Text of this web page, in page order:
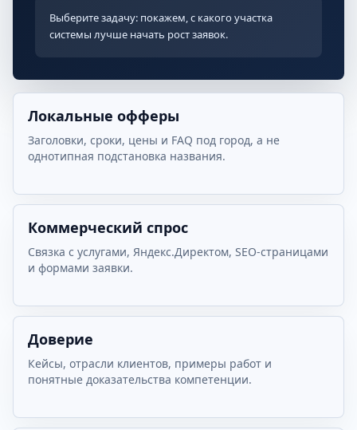
Выберите задачу: покажем, с какого участка
системы лучше начать рост заявок.
Локальные офферы
Заголовки, сроки, цены и FAQ под город, а не
однотипная подстановка названия.
Коммерческий спрос
Связка с услугами, Яндекс.Директом, SEO-страницами
и формами заявки.
Доверие
Кейсы, отрасли клиентов, примеры работ и
понятные доказательства компетенции.